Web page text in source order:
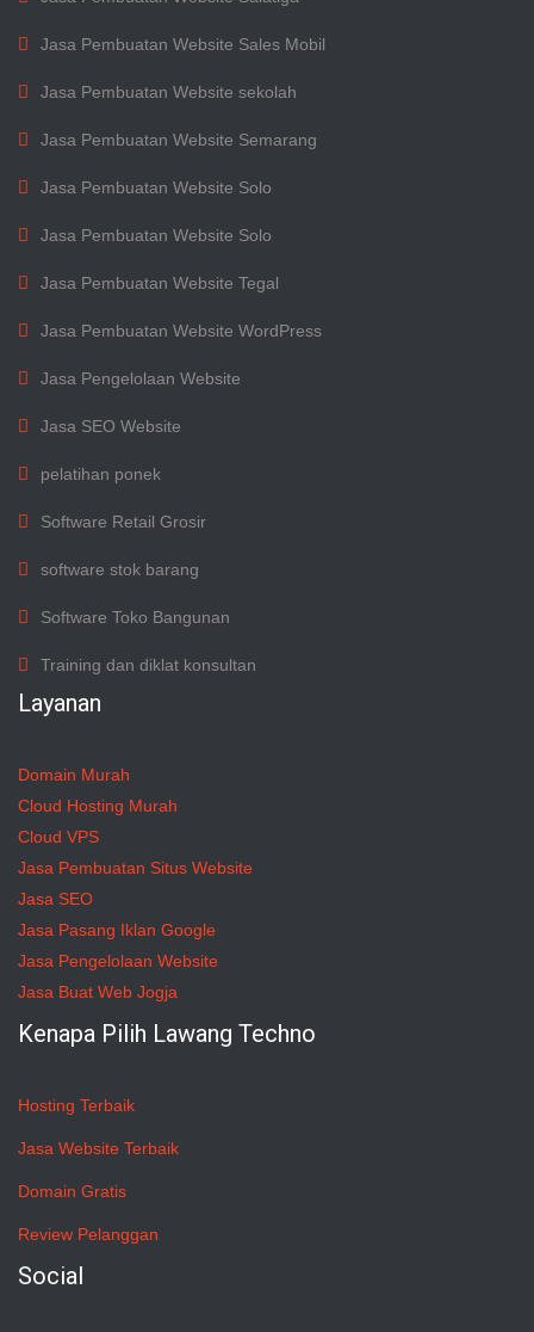
Jasa Pembuatan Website Sales Mobil
Jasa Pembuatan Website sekolah
Jasa Pembuatan Website Semarang
Jasa Pembuatan Website Solo
Jasa Pembuatan Website Solo
Jasa Pembuatan Website Tegal
Jasa Pembuatan Website WordPress
Jasa Pengelolaan Website
Jasa SEO Website
pelatihan ponek
Software Retail Grosir
software stok barang
Software Toko Bangunan
Training dan diklat konsultan
Layanan
Domain Murah
Cloud Hosting Murah
Cloud VPS
Jasa Pembuatan Situs Website
Jasa SEO
Jasa Pasang Iklan Google
Jasa Pengelolaan Website
Jasa Buat Web Jogja
Kenapa Pilih Lawang Techno
Hosting Terbaik
Jasa Website Terbaik
Domain Gratis
Review Pelanggan
Social